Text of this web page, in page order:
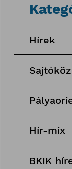
Hírek
Hír-mix
BKIK